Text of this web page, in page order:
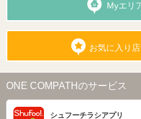
Myエリ
お気に入り
ONE COMPATHのサービス
シュフーチラシアプリ